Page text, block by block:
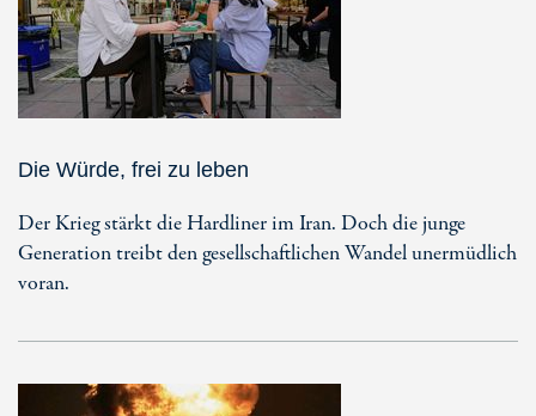
Die Würde, frei zu leben
Der Krieg stärkt die Hardliner im Iran. Doch die junge
Generation treibt den gesellschaftlichen Wandel unermüdlich
voran.